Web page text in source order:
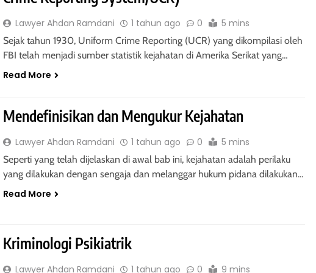
Lawyer Ahdan Ramdani 1 tahun ago 0 5 mins
Sejak tahun 1930, Uniform Crime Reporting (UCR) yang dikompilasi oleh
FBI telah menjadi sumber statistik kejahatan di Amerika Serikat yang…
Read More
Mendefinisikan dan Mengukur Kejahatan
Lawyer Ahdan Ramdani 1 tahun ago 0 5 mins
Seperti yang telah dijelaskan di awal bab ini, kejahatan adalah perilaku
yang dilakukan dengan sengaja dan melanggar hukum pidana dilakukan…
Read More
Kriminologi Psikiatrik
Lawyer Ahdan Ramdani 1 tahun ago 0 9 mins